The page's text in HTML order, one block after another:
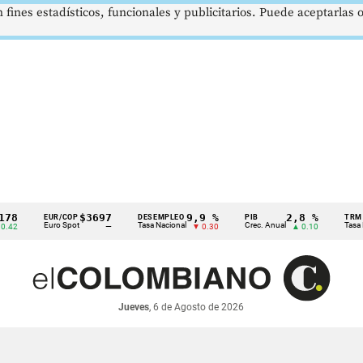
EUR/COP
Euro Spot
$3697
—
DESEMPLEO
Tasa Nacional
9,9 %
▼ 0.30
PIB
Crec. Anual
2,8 %
▲ 0.10
TRM
Tasa Rep.
Jueves, 6 de Agosto de 2026
estadísticos, funcionales y publicitarios. Puede aceptarlas